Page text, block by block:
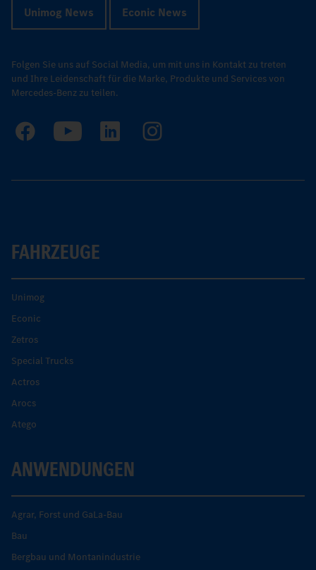
Unimog News Econic News
Folgen Sie uns auf Social Media, um mit uns in Kontakt zu treten
und Ihre Leidenschaft für die Marke, Produkte und Services von
Mercedes-Benz zu teilen.
FAHRZEUGE
Unimog
Econic
Zetros
Special Trucks
Actros
Arocs
Atego
ANWENDUNGEN
Agrar, Forst und GaLa-Bau
Bau
Bergbau und Montanindustrie